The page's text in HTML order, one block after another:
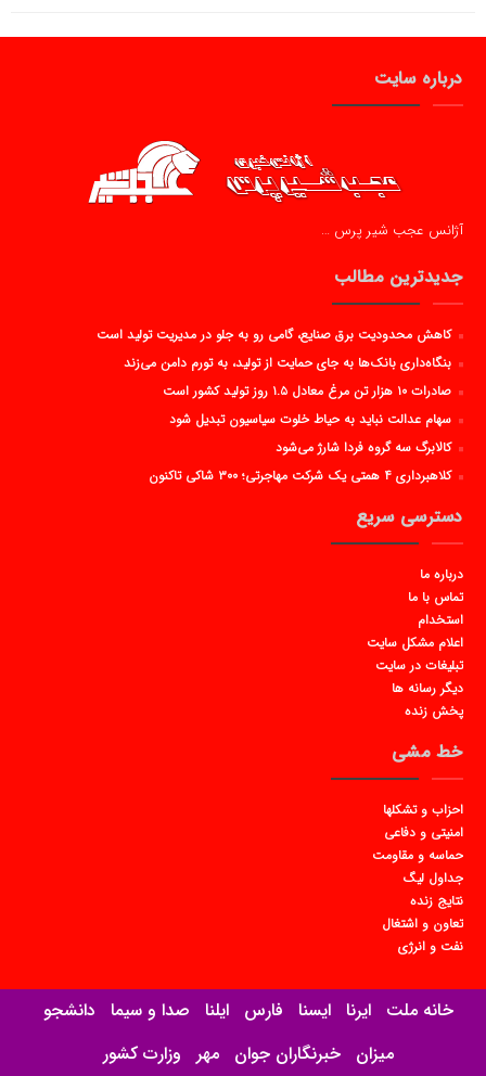
درباره سایت
آژانس عجب شیر پرس …
جدیدترین مطالب
کاهش محدودیت برق صنایع، گامی رو به جلو در مدیریت تولید است
بنگاه‌داری بانک‌ها به جای حمایت از تولید، به تورم دامن می‌زند
صادرات ۱۰ هزار تن مرغ معادل ۱.۵ روز تولید کشور است
سهام عدالت نباید به حیاط خلوت سیاسیون تبدیل شود
کالابرگ سه گروه فردا شارژ می‌شود
کلاهبرداری ۴ همتی یک شرکت مهاجرتی؛ ۳۰۰ شاکی تاکنون
دسترسی سریع
درباره ما
تماس با ما
استخدام
اعلام مشکل سایت
تبلیغات در سایت
دیگر رسانه ها
پخش زنده
خط مشی
احزاب و تشکلها
امنیتی و دفاعی
حماسه و مقاومت
جداول لیگ
نتایج زنده
تعاون و اشتغال
نفت و انرژی
خانه ملت ایرنا ایسنا فارس ایلنا صدا و سیما دانشجو
میزان خبرنگاران جوان مهر وزارت کشور